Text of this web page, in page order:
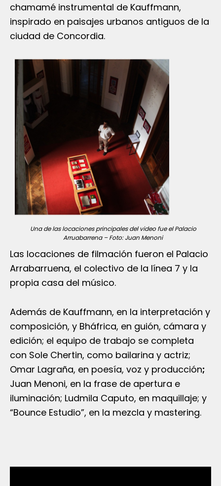
chamamé instrumental de Kauffmann,
inspirado en paisajes urbanos antiguos de la
ciudad de Concordia.
Una de las locaciones principales del video fue el Palacio
Arruabarrena – Foto: Juan Menoni
Las locaciones de filmación fueron el Palacio
Arrabarruena, el colectivo de la línea 7 y la
propia casa del músico.
Además de Kauffmann, en la interpretación y
composición, y Bháfrica, en guión, cámara y
edición; el equipo de trabajo se completa
con Sole Chertin, como bailarina y actriz;
Omar Lagraña, en poesía, voz y producción;
Juan Menoni, en la frase de apertura e
iluminación; Ludmila Caputo, en maquillaje; y
“Bounce Estudio”, en la mezcla y mastering.